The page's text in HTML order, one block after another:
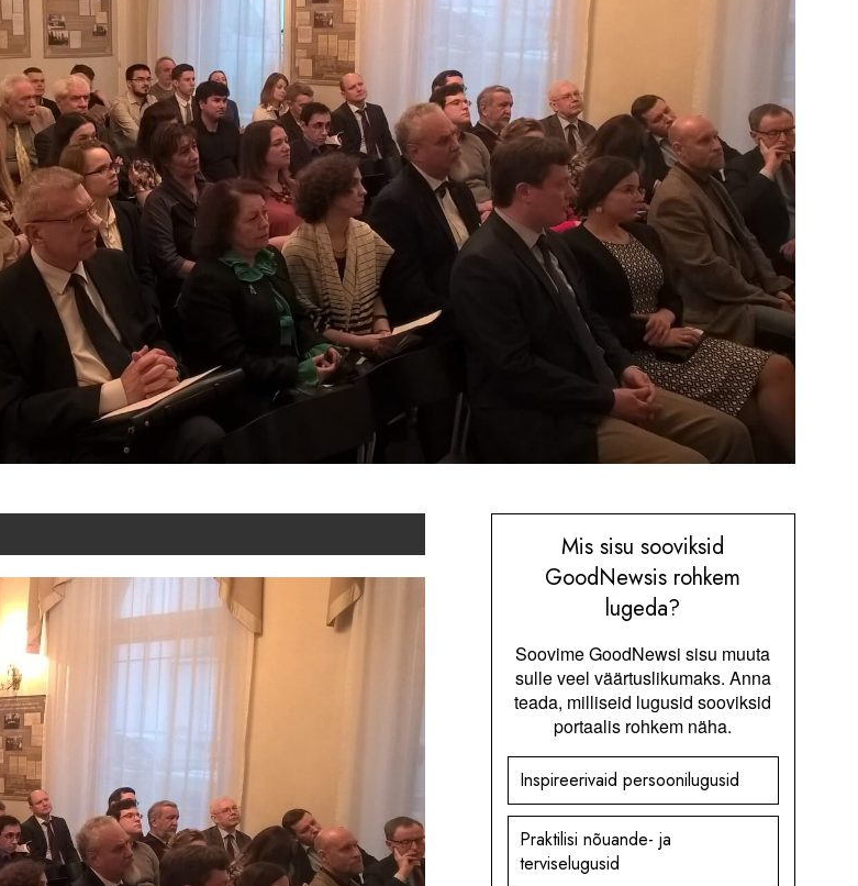
Mis sisu sooviksid
GoodNewsis rohkem
lugeda?
Soovime GoodNewsi sisu muuta
sulle veel väärtuslikumaks. Anna
teada, milliseid lugusid sooviksid
portaalis rohkem näha.
Inspireerivaid persoonilugusid
Praktilisi nõuande- ja
terviselugusid